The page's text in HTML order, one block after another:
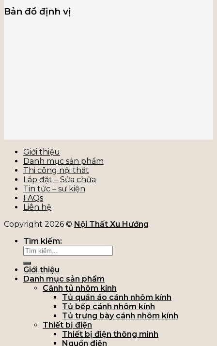
Bản đồ định vị
Giới thiệu
Danh mục sản phẩm
Thi công nội thất
Lắp đặt – Sửa chữa
Tin tức – sự kiện
FAQs
Liên hệ
Copyright 2026 © Nội Thất Xu Hướng
Tìm kiếm:
Giới thiệu
Danh mục sản phẩm
Cánh tủ nhôm kính
Tủ quần áo cánh nhôm kính
Tủ bếp cánh nhôm kính
Tủ trưng bày cánh nhôm kính
Thiết bị điện
Thiết bị điện thông minh
Nguồn điện